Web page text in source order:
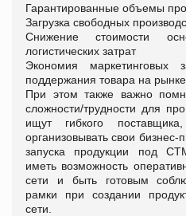
Гарантированные объемы
Загрузка свободных
Снижение стоимости
логистических затрат
Экономия маркетинговых
поддержания товара на рынке
При этом также важно
сложности/трудности для
ищут гибкого
организовывать свои
запуска продукции под
иметь возможность
сети и быть готовым
рамки при создании
сети.